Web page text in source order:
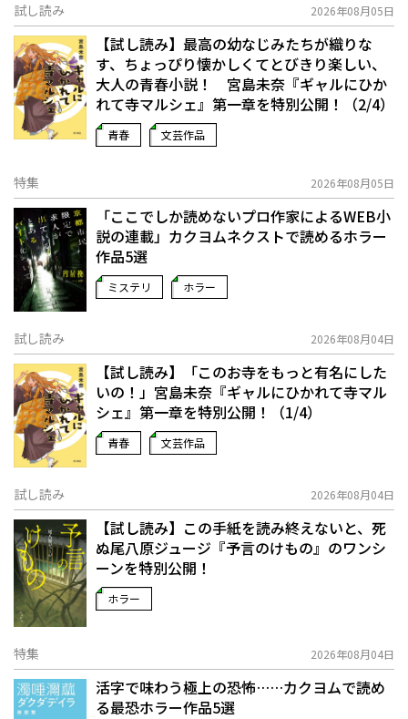
試し読み 2026年08月05日
【試し読み】最高の幼なじみたちが織りな
す、ちょっぴり懐かしくてとびきり楽しい、
大人の青春小説！ 宮島未奈『ギャルにひか
れて寺マルシェ』第一章を特別公開！（2/4）
青春 文芸作品
特集 2026年08月05日
「ここでしか読めないプロ作家によるWEB小
説の連載」――カクヨムネクストで読めるホラー
作品5選
ミステリ ホラー
試し読み 2026年08月04日
【試し読み】「このお寺をもっと有名にした
いの！」宮島未奈『ギャルにひかれて寺マル
シェ』第一章を特別公開！（1/4）
青春 文芸作品
試し読み 2026年08月04日
【試し読み】この手紙を読み終えないと、死
ぬ――尾八原ジュージ『予言のけもの』のワンシ
ーンを特別公開！
ホラー
特集 2026年08月04日
活字で味わう極上の恐怖……カクヨムで読め
る最恐ホラー作品5選